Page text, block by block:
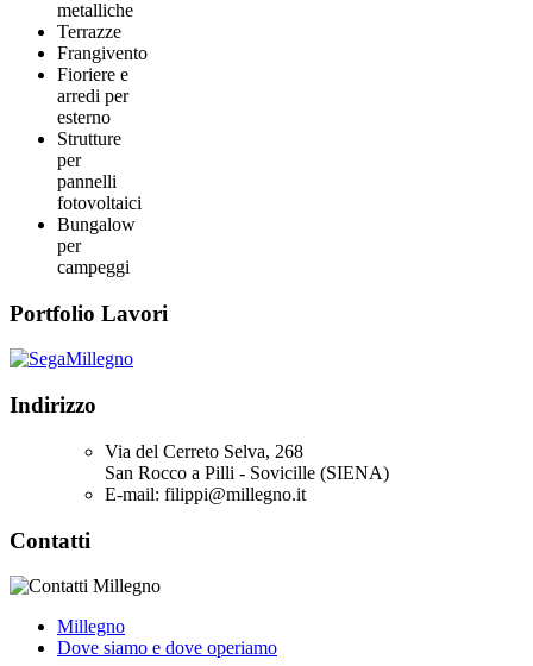
metalliche
Terrazze
Frangivento
Fioriere e
arredi per
esterno
Strutture
per
pannelli
fotovoltaici
Bungalow
per
campeggi
Portfolio Lavori
Indirizzo
Via del Cerreto Selva, 268
San Rocco a Pilli - Sovicille (SIENA)
E-mail: filippi@millegno.it
Contatti
Millegno
Dove siamo e dove operiamo